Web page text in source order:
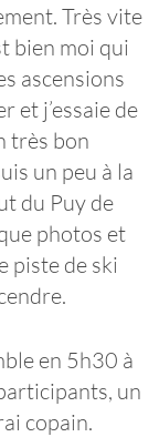
Très vite
bien moi qui
ascensions
et j’essaie de
très bon
un peu à la
du Puy de
photos et
piste de ski
en 5h30 à
un
copain.